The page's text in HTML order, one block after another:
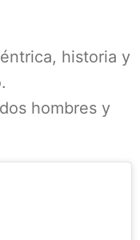
historia y
hombres y